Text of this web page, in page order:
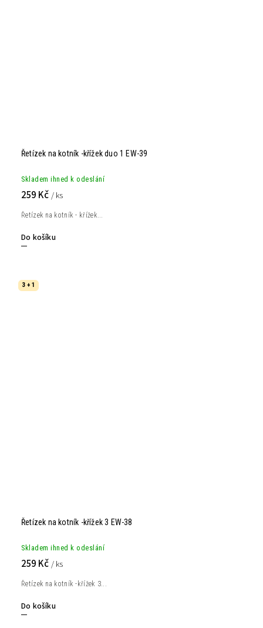
Řetízek na kotník -křížek duo 1 EW-39
Skladem ihned k odeslání
259 Kč / ks
Do košíku
Řetízek na kotník - křížek...
3 + 1
Řetízek na kotník -křížek 3 EW-38
Skladem ihned k odeslání
259 Kč / ks
Do košíku
Řetízek na kotník -křížek 3...